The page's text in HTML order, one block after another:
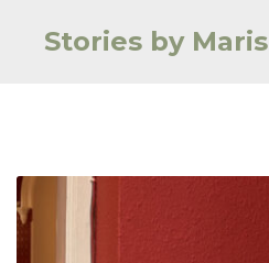
Stories by Maris